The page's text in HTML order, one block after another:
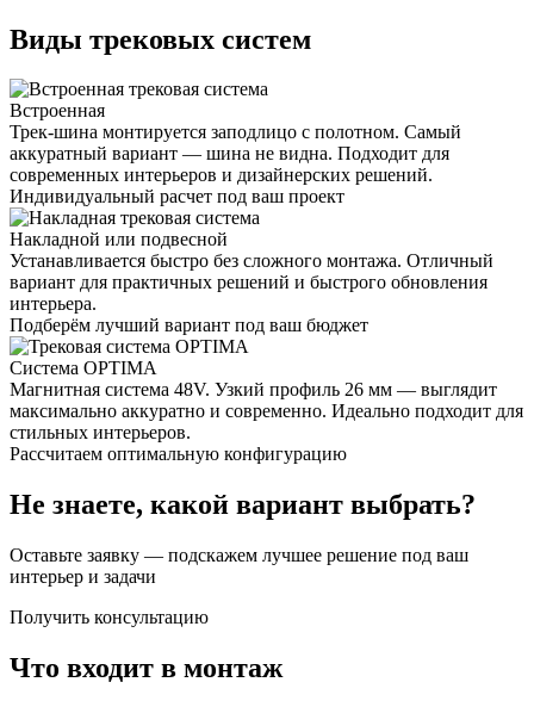
Виды трековых систем
Встроенная
Трек-шина монтируется заподлицо с полотном. Самый
аккуратный вариант — шина не видна. Подходит для
современных интерьеров и дизайнерских решений.
Индивидуальный расчет под ваш проект
Накладной или подвесной
Устанавливается быстро без сложного монтажа. Отличный
вариант для практичных решений и быстрого обновления
интерьера.
Подберём лучший вариант под ваш бюджет
Система OPTIMA
Магнитная система 48V. Узкий профиль 26 мм — выглядит
максимально аккуратно и современно. Идеально подходит для
стильных интерьеров.
Рассчитаем оптимальную конфигурацию
Не знаете, какой вариант выбрать?
Оставьте заявку — подскажем лучшее решение под ваш
интерьер и задачи
Получить консультацию
Что входит в монтаж